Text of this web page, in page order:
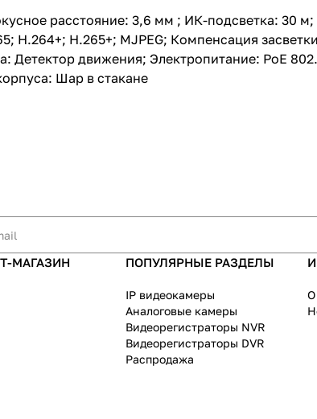
расстояние: 3,6 мм ; ИК-подсветка: 30 м;
H.265+; MJPEG; Компенсация
Детектор движения; Электропитание: PoE
Шар в стакане
МАГАЗИН ПОПУЛЯРНЫЕ РАЗДЕЛЫ
IP видеокамеры
Аналоговые камеры
Видеорегистраторы NVR
Видеорегистраторы DVR
Распродажа
О